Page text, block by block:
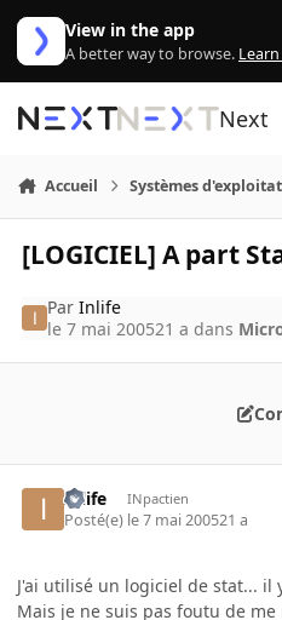
Aller au contenu
View in the app
A better way to browse.
Next
Accueil Systèmes
[LOGICIEL] A part
ParInlife
le 7 mai 200521 a dans
Inlife INpactien
Posté(e) le 7 mai 200521 a
J'ai utilisé un logiciel de stat... il
Mais je ne suis pas foutu de